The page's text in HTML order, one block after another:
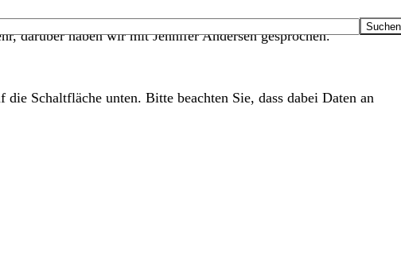
darüber haben wir mit Jennifer Andersen gesprochen.
Schaltfläche unten. Bitte beachten Sie, dass dabei Daten an